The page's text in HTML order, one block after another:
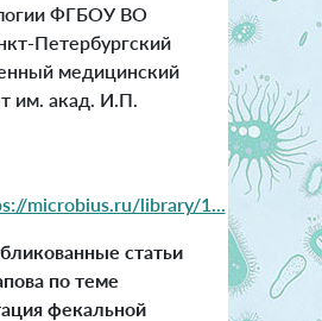
ФГБОУ ВО
Петербургский
медицинский
им. акад. И.П.
microbius.ru/library/1...
статьи
по теме
фекальной